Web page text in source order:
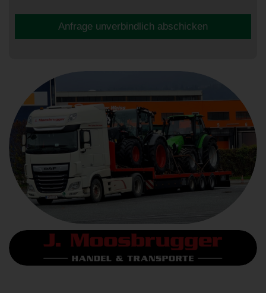
Anfrage unverbindlich abschicken